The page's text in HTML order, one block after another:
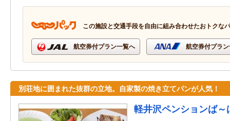
この施設と交通手段を自由に組み合わせたおトクな
航空券付プラン一覧へ 航空券付プラ
別荘地に囲まれた抜群の立地。自家製の焼き立てパンが人気！
軽井沢ペンションば～